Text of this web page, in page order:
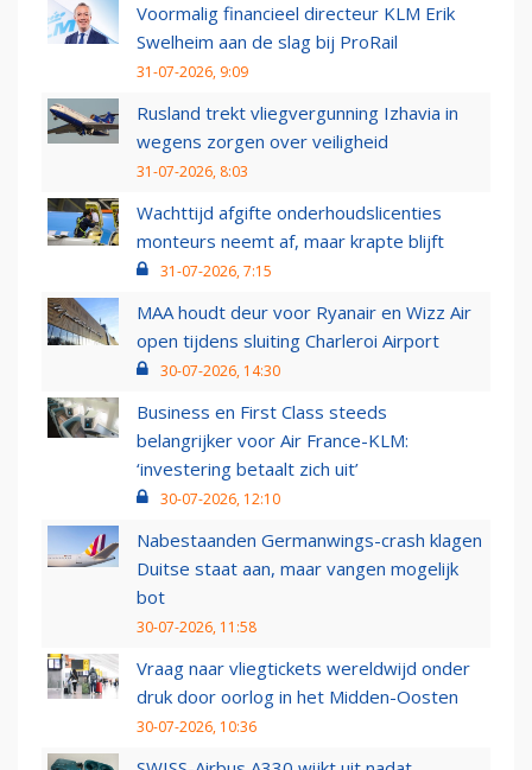
Voormalig financieel directeur KLM Erik
Swelheim aan de slag bij ProRail
31-07-2026, 9:09
Rusland trekt vliegvergunning Izhavia in
wegens zorgen over veiligheid
31-07-2026, 8:03
Wachttijd afgifte onderhoudslicenties
monteurs neemt af, maar krapte blijft
31-07-2026, 7:15
MAA houdt deur voor Ryanair en Wizz Air
open tijdens sluiting Charleroi Airport
30-07-2026, 14:30
Business en First Class steeds
belangrijker voor Air France-KLM:
‘investering betaalt zich uit’
30-07-2026, 12:10
Nabestaanden Germanwings-crash klagen
Duitse staat aan, maar vangen mogelijk
bot
30-07-2026, 11:58
Vraag naar vliegtickets wereldwijd onder
druk door oorlog in het Midden-Oosten
30-07-2026, 10:36